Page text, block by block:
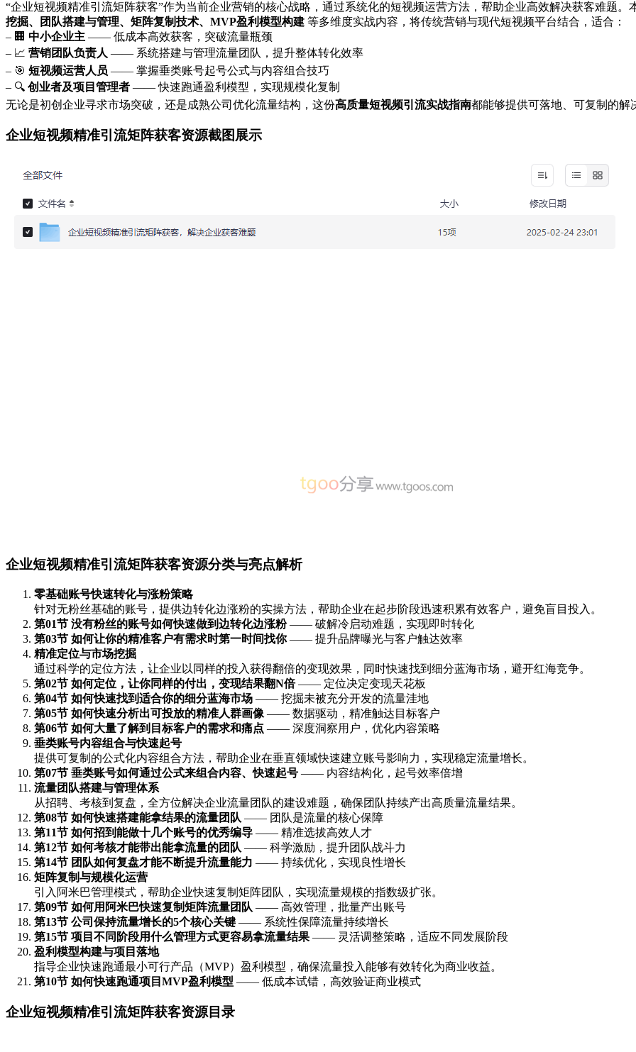
“企业短视频精准引流矩阵获客”作为当前企业营销的核心战略，通过系统化的短视频运营方法，帮助企业高效解决获客难题。
挖掘、团队搭建与管理、矩阵复制技术、MVP盈利模型构建 等多维度实战内容，将传统营销与现代短视频平台结合，适合：
– 🏢 中小企业主 —— 低成本高效获客，突破流量瓶颈
– 📈 营销团队负责人 —— 系统搭建与管理流量团队，提升整体转化效率
– 🎯 短视频运营人员 —— 掌握垂类账号起号公式与内容组合技巧
– 🔍 创业者及项目管理者 —— 快速跑通盈利模型，实现规模化复制
无论是初创企业寻求市场突破，还是成熟公司优化流量结构，这份高质量短视频引流实战指南都能够提供可落地、可复制的解
企业短视频精准引流矩阵获客资源截图展示
企业短视频精准引流矩阵获客资源分类与亮点解析
零基础账号快速转化与涨粉策略
针对无粉丝基础的账号，提供边转化边涨粉的实操方法，帮助企业在起步阶段迅速积累有效客户，避免盲目投入。
第01节 没有粉丝的账号如何快速做到边转化边涨粉—— 破解冷启动难题，实现即时转化
第03节 如何让你的精准客户有需求时第一时间找你—— 提升品牌曝光与客户触达效率
精准定位与市场挖掘
通过科学的定位方法，让企业以同样的投入获得翻倍的变现效果，同时快速找到细分蓝海市场，避开红海竞争。
第02节 如何定位，让你同样的付出，变现结果翻N倍—— 定位决定变现天花板
第04节 如何快速找到适合你的细分蓝海市场 —— 挖掘未被充分开发的流量洼地
第05节 如何快速分析出可投放的精准人群画像 —— 数据驱动，精准触达目标客户
第06节 如何大量了解到目标客户的需求和痛点 —— 深度洞察用户，优化内容策略
垂类账号内容组合与快速起号
提供可复制的公式化内容组合方法，帮助企业在垂直领域快速建立账号影响力，实现稳定流量增长。
第07节 垂类账号如何通过公式来组合内容、快速起号 —— 内容结构化，起号效率倍增
流量团队搭建与管理体系
从招聘、考核到复盘，全方位解决企业流量团队的建设难题，确保团队持续产出高质量流量结果。
第08节 如何快速搭建能拿结果的流量团队 —— 团队是流量的核心保障
第11节 如何招到能做十几个账号的优秀编导 —— 精准选拔高效人才
第12节 如何考核才能带出能拿流量的团队 —— 科学激励，提升团队战斗力
第14节 团队如何复盘才能不断提升流量能力 —— 持续优化，实现良性增长
矩阵复制与规模化运营
引入阿米巴管理模式，帮助企业快速复制矩阵团队，实现流量规模的指数级扩张。
第09节 如何用阿米巴快速复制矩阵流量团队 —— 高效管理，批量产出账号
第13节 公司保持流量增长的5个核心关键 —— 系统性保障流量持续增长
第15节 项目不同阶段用什么管理方式更容易拿流量结果 —— 灵活调整策略，适应不同发展阶段
盈利模型构建与项目落地
指导企业快速跑通最小可行产品（MVP）盈利模型，确保流量投入能够有效转化为商业收益。
第10节 如何快速跑通项目MVP盈利模型 —— 低成本试错，高效验证商业模式
企业短视频精准引流矩阵获客资源目录